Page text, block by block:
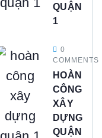
QUẬN
1
0
COMMENTS
HOÀN
CÔNG
XÂY
DỰNG
QUẬN